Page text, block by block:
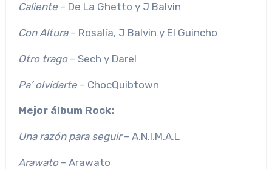
Caliente– De La Ghetto y J Balvin
Con Altura– Rosalía, J Balvin y El Guincho
Otro trago– Sech y Darel
Pa’ olvidarte– ChocQuibtown
Mejor álbum Rock:
Una razón para seguir– A.N.I.M.A.L
Arawato– Arawato